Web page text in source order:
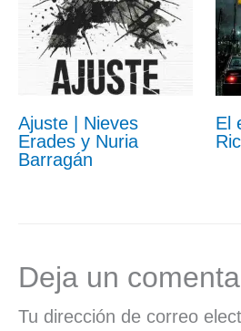
Ajuste | Nieves
Erades y Nuria
Barragán
El
Deja un
Tu dirección de correo